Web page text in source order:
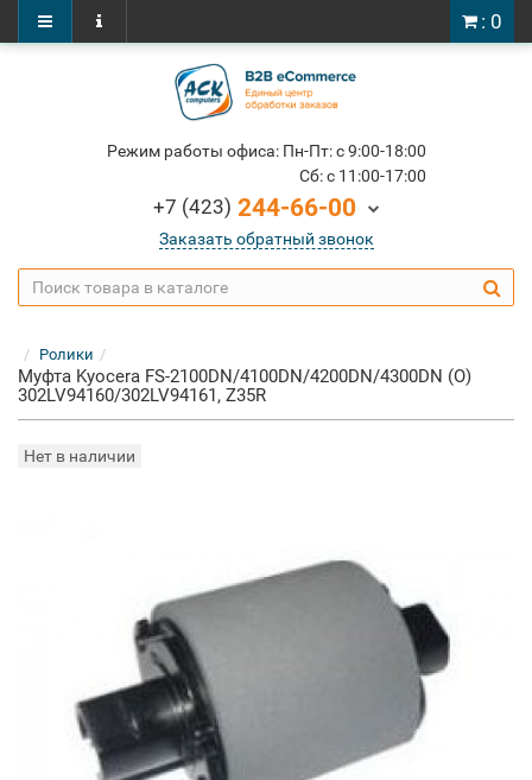
: 0
Режим работы офиса: Пн-Пт: c 9:00-18:00
Cб: c 11:00-17:00
+7 (423) 244-66-00
Заказать обратный звонок
Ролики
Муфта Kyocera FS-2100DN/4100DN/4200DN/4300DN (O)
302LV94160/302LV94161, Z35R
Нет в наличии